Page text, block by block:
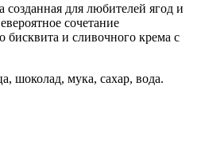
для любителей ягод и
сочетание
бисквита и сливочного крема с
шоколад, мука, сахар, вода.